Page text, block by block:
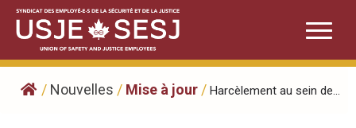
Skip
content
/ Nouvelles / Mise à jour / Harcèlement au sein de...